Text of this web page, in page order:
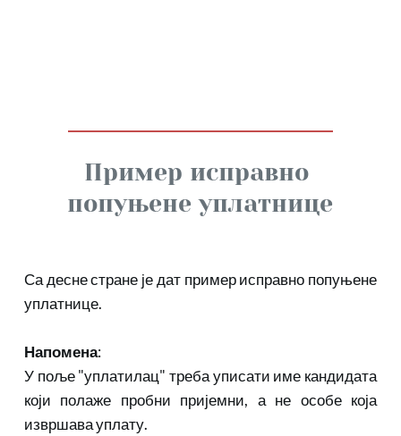
Пример исправно
попуњене уплатнице
Са десне стране је дат пример исправно попуњене
уплатнице.
Напомена:
У поље "уплатилац" треба уписати име кандидата
који полаже пробни пријемни, а не особе која
извршава уплату.